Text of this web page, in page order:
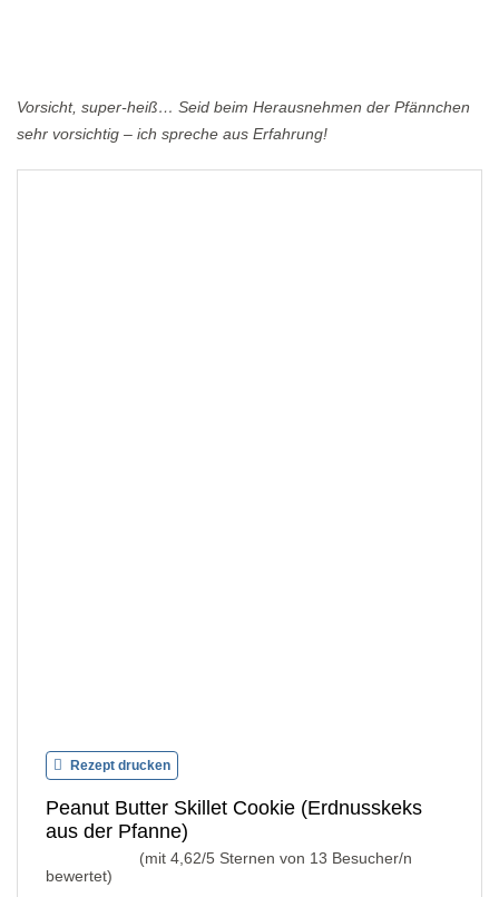
Vorsicht, super-heiß… Seid beim Herausnehmen der Pfännchen
sehr vorsichtig – ich spreche aus Erfahrung!
Rezept drucken
Peanut Butter Skillet Cookie (Erdnusskeks
aus der Pfanne)
(mit 4,62/5 Sternen von 13 Besucher/n
bewertet)